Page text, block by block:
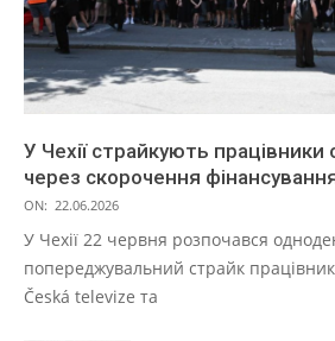
У Чехії страйкують працівники
через скорочення
ON: 22.06.2026
У Чехії 22 червня розпочався
попереджувальний страйк
Česká televize та